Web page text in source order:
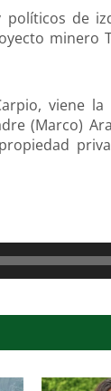
políticos de
minero
viene la
(Marco)